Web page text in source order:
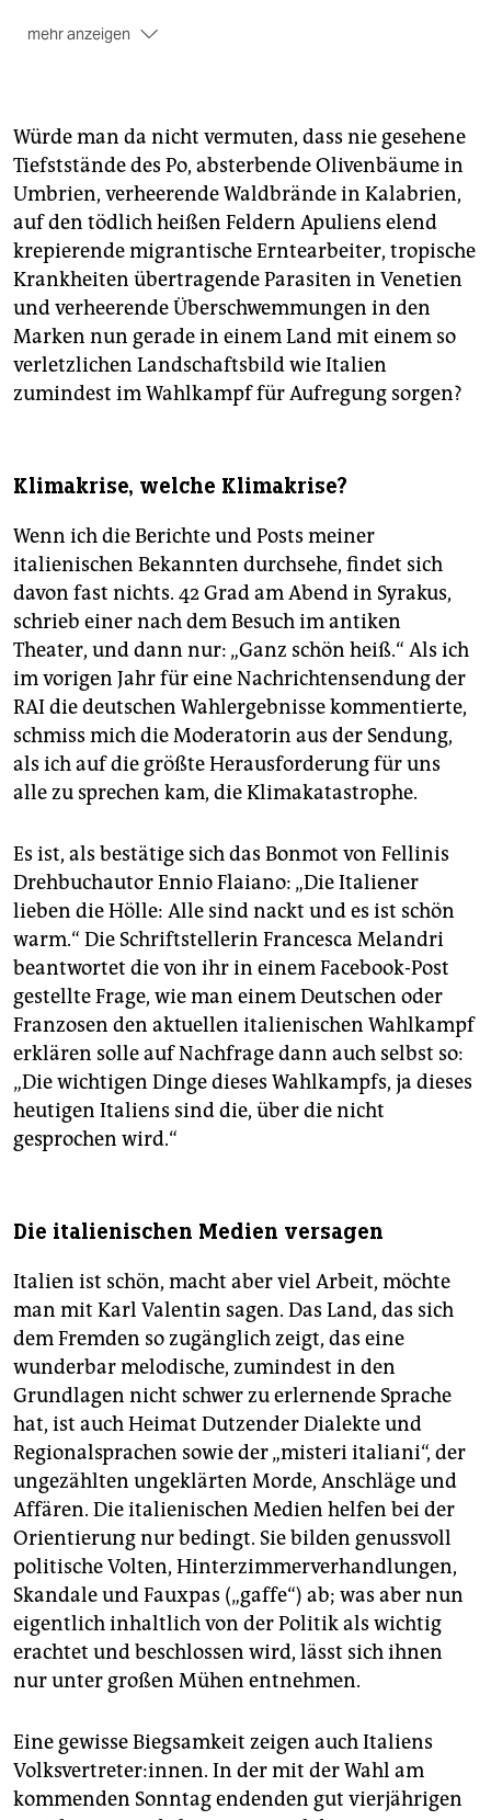
mehr anzeigen
Kontakt:taztalk@taz.de
Würde man da nicht vermuten, dass nie gesehene
Tiefststände des Po, absterbende Olivenbäume in
Umbrien, verheerende Waldbrände in Kalabrien,
auf den tödlich heißen Feldern Apuliens elend
krepierende migrantische Erntearbeiter, tropische
Krankheiten übertragende Parasiten in Venetien
und verheerende Überschwemmungen in den
Marken nun gerade in einem Land mit einem so
verletzlichen Landschaftsbild wie Italien
zumindest im Wahlkampf für Aufregung sorgen?
Klimakrise, welche Klimakrise?
Wenn ich die Berichte und Posts meiner
italienischen Bekannten durchsehe, findet sich
davon fast nichts. 42 Grad am Abend in Syrakus,
schrieb einer nach dem Besuch im antiken
Theater, und dann nur: „Ganz schön heiß.“ Als ich
im vorigen Jahr für eine Nachrichtensendung der
RAI die deutschen Wahlergebnisse kommentierte,
schmiss mich die Moderatorin aus der Sendung,
als ich auf die größte Herausforderung für uns
alle zu sprechen kam, die Klimakatastrophe.
Es ist, als bestätige sich das Bonmot von Fellinis
Drehbuchautor Ennio Flaiano: „Die Italiener
lieben die Hölle: Alle sind nackt und es ist schön
warm.“ Die Schriftstellerin Francesca Melandri
beantwortet die von ihr in einem Facebook-Post
gestellte Frage, wie man einem Deutschen oder
Franzosen den aktuellen italienischen Wahlkampf
erklären solle auf Nachfrage dann auch selbst so:
„Die wichtigen Dinge dieses Wahlkampfs, ja dieses
heutigen Italiens sind die, über die nicht
gesprochen wird.“
Die italienischen Medien versagen
Italien ist schön, macht aber viel Arbeit, möchte
man mit Karl Valentin sagen. Das Land, das sich
dem Fremden so zugänglich zeigt, das eine
wunderbar melodische, zumindest in den
Grundlagen nicht schwer zu erlernende Sprache
hat, ist auch Heimat Dutzender Dia­lek­te und
Regionalsprachen sowie der „misteri italiani“, der
ungezählten ungeklärten Morde, Anschläge und
Affären. Die italienischen Medien helfen bei der
Orientierung nur bedingt. Sie bilden genussvoll
politische Volten, Hinterzimmerverhandlungen,
Skandale und Fauxpas („gaffe“) ab; was aber nun
eigentlich inhaltlich von der Politik als wichtig
erachtet und beschlossen wird, lässt sich ihnen
nur unter großen Mühen entnehmen.
Eine gewisse Biegsamkeit zeigen auch Italiens
Volksvertreter:innen. In der mit der Wahl am
kommenden Sonntag endenden gut vierjährigen